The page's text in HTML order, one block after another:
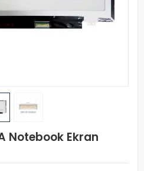
Notebook Ekran